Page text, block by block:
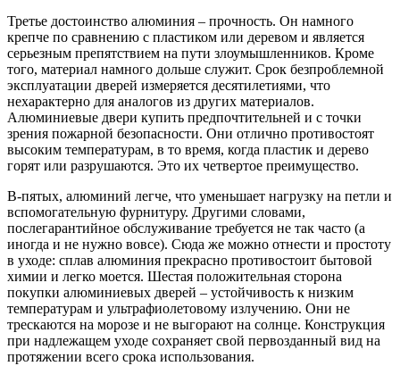
Третье достоинство алюминия – прочность. Он намного
крепче по сравнению с пластиком или деревом и является
серьезным препятствием на пути злоумышленников. Кроме
того, материал намного дольше служит. Срок безпроблемной
эксплуатации дверей измеряется десятилетиями, что
нехарактерно для аналогов из других материалов.
Алюминиевые двери купить предпочтительней и с точки
зрения пожарной безопасности. Они отлично противостоят
высоким температурам, в то время, когда пластик и дерево
горят или разрушаются. Это их четвертое преимущество.
В-пятых, алюминий легче, что уменьшает нагрузку на петли и
вспомогательную фурнитуру. Другими словами,
послегарантийное обслуживание требуется не так часто (а
иногда и не нужно вовсе). Сюда же можно отнести и простоту
в уходе: сплав алюминия прекрасно противостоит бытовой
химии и легко моется. Шестая положительная сторона
покупки алюминиевых дверей – устойчивость к низким
температурам и ультрафиолетовому излучению. Они не
трескаются на морозе и не выгорают на солнце. Конструкция
при надлежащем уходе сохраняет свой первозданный вид на
протяжении всего срока использования.